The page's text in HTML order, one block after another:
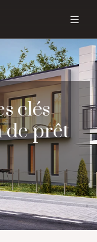
clés
de prêt